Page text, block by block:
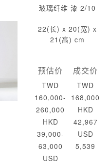
玻璃纤维 漆 2/10
22(长) x 20(宽) x
21(高) cm
预估价
TWD
160,000-
260,000
HKD
39,000-
63,000
USD
成交价
TWD
168,000
HKD
42,967
USD
5,539